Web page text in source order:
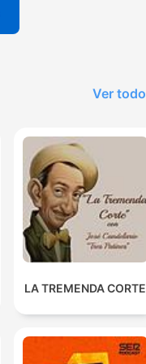
Ver todo
LA TREMENDA CORTE